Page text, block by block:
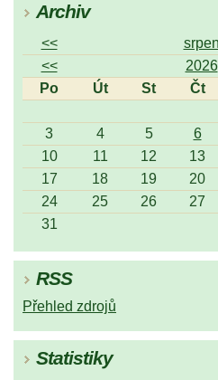
Archiv
<< srpen
<<
2026
Po
Út St Čt
3
4 5 6
10
11 12 13
17
18 19 20
24
25 26 27
31
RSS
Přehled zdrojů
Statistiky